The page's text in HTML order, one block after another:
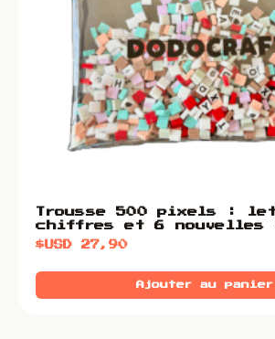
Trousse 500 pixels :
chiffres et 6 nouvelles
$USD27,90
Ajouter au panier